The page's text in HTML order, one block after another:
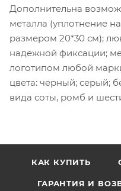
Дополнительна
металла (уплотнение
размером 20*30 см);
надежной фиксации;
логотипом любой
цвета: черный; серый;
вида соты, ромб и
КАК КУПИТЬ
ГАРАНТИЯ И